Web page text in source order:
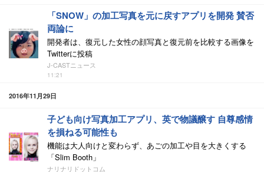
「SNOW」の加工写真を元に戻すアプリを開発 賛否
両論に
開発者は、復元した女性の顔写真と復元前を比較する画像を
Twitterに投稿
J-CASTニュース
11:21
2016年11月29日
子ども向け写真加工アプリ、英で物議醸す 自尊感情
を損ねる可能性も
機能は大人向けと変わらず、あごの加工や目を大きくする
「Slim Booth」
ナリナリドットコム